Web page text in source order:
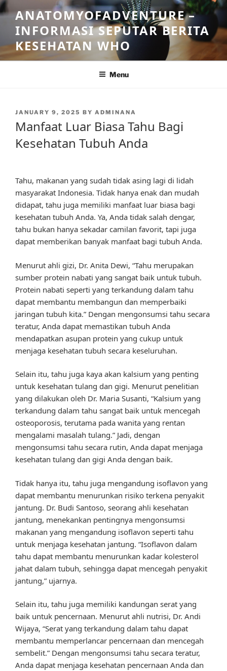
Skip
to
content
ANATOMYOFADVENTURE –
INFORMASI SEPUTAR BERITA
KESEHATAN WHO
Menu
POSTED
JANUARY 9, 2025 BY ADMINANA
Manfaat Luar Biasa Tahu Bagi
Kesehatan Tubuh Anda
Tahu, makanan yang sudah tidak asing lagi di lidah
masyarakat Indonesia. Tidak hanya enak dan mudah
didapat, tahu juga memiliki manfaat luar biasa bagi
kesehatan tubuh Anda. Ya, Anda tidak salah dengar,
tahu bukan hanya sekadar camilan favorit, tapi juga
dapat memberikan banyak manfaat bagi tubuh Anda.
Menurut ahli gizi, Dr. Anita Dewi, “Tahu merupakan
sumber protein nabati yang sangat baik untuk tubuh.
Protein nabati seperti yang terkandung dalam tahu
dapat membantu membangun dan memperbaiki
jaringan tubuh kita.” Dengan mengonsumsi tahu secara
teratur, Anda dapat memastikan tubuh Anda
mendapatkan asupan protein yang cukup untuk
menjaga kesehatan tubuh secara keseluruhan.
Selain itu, tahu juga kaya akan kalsium yang penting
untuk kesehatan tulang dan gigi. Menurut penelitian
yang dilakukan oleh Dr. Maria Susanti, “Kalsium yang
terkandung dalam tahu sangat baik untuk mencegah
osteoporosis, terutama pada wanita yang rentan
mengalami masalah tulang.” Jadi, dengan
mengonsumsi tahu secara rutin, Anda dapat menjaga
kesehatan tulang dan gigi Anda dengan baik.
Tidak hanya itu, tahu juga mengandung isoflavon yang
dapat membantu menurunkan risiko terkena penyakit
jantung. Dr. Budi Santoso, seorang ahli kesehatan
jantung, menekankan pentingnya mengonsumsi
makanan yang mengandung isoflavon seperti tahu
untuk menjaga kesehatan jantung. “Isoflavon dalam
tahu dapat membantu menurunkan kadar kolesterol
jahat dalam tubuh, sehingga dapat mencegah penyakit
jantung,” ujarnya.
Selain itu, tahu juga memiliki kandungan serat yang
baik untuk pencernaan. Menurut ahli nutrisi, Dr. Andi
Wijaya, “Serat yang terkandung dalam tahu dapat
membantu memperlancar pencernaan dan mencegah
sembelit.” Dengan mengonsumsi tahu secara teratur,
Anda dapat menjaga kesehatan pencernaan Anda dan